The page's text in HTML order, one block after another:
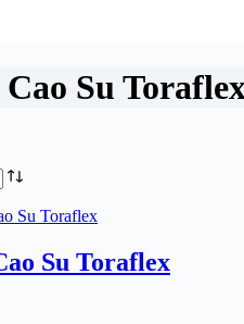
Su
Su Toraflex